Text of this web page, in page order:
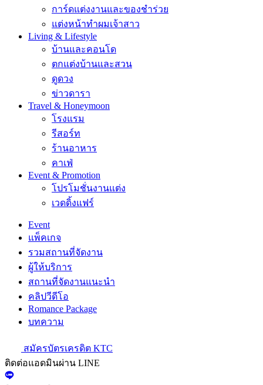
การ์ดแต่งงานและของชำร่วย
แต่งหน้าทำผมเจ้าสาว
Living & Lifestyle
บ้านและคอนโด
ตกแต่งบ้านและสวน
ดูดวง
ข่าวดารา
Travel & Honeymoon
โรงแรม
รีสอร์ท
ร้านอาหาร
คาเฟ่
Event & Promotion
โปรโมชั่นงานแต่ง
เวดดิ้งแฟร์
Event
แพ็คเกจ
รวมสถานที่จัดงาน
ผู้ให้บริการ
สถานที่จัดงานแนะนำ
คลิปวีดีโอ
Romance Package
บทความ
สมัครบัตรเครดิต KTC
ติดต่อแอดมินผ่าน LINE